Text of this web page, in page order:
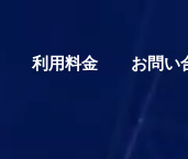
利用料金 お問い